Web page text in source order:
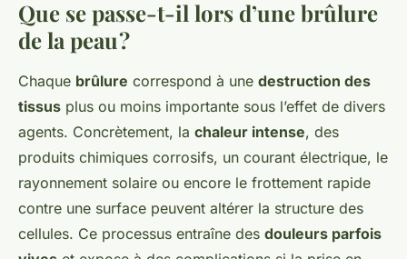
Que se passe-t-il lors d’une brûlure
de la peau ?
Chaque brûlure correspond à une destruction des
tissus plus ou moins importante sous l’effet de divers
agents. Concrètement, la chaleur intense, des
produits chimiques corrosifs, un courant électrique, le
rayonnement solaire ou encore le frottement rapide
contre une surface peuvent altérer la structure des
cellules. Ce processus entraîne des douleurs parfois